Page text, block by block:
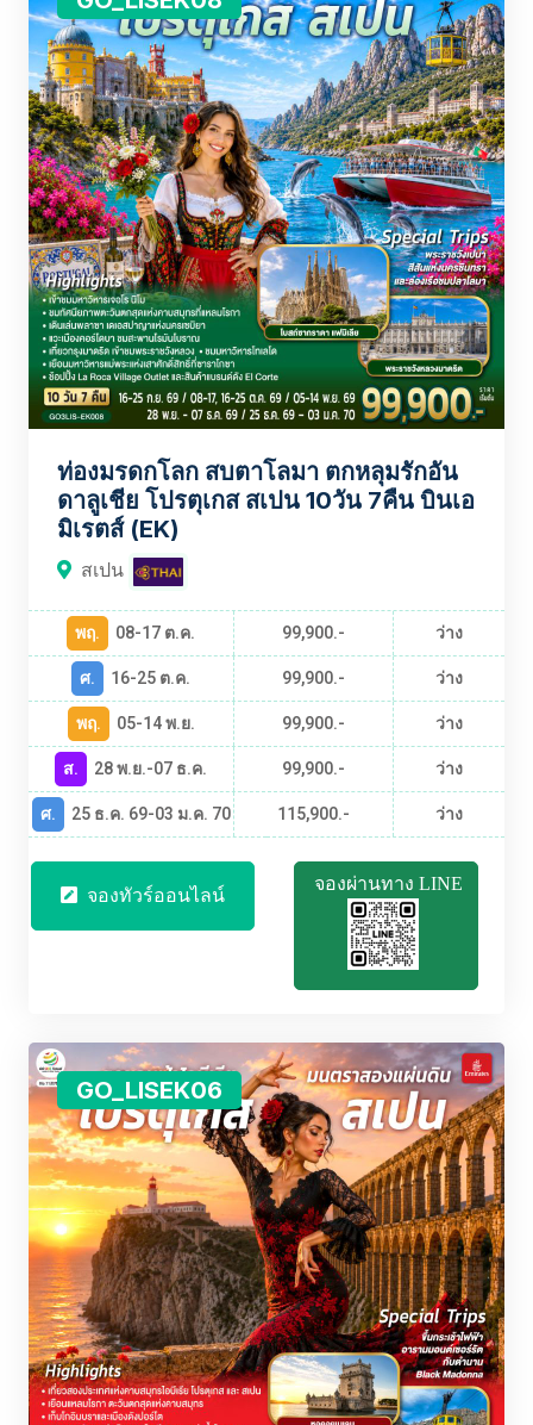
ท่องมรดกโลก สบตาโลมา ตกหลุมรักอัน
ดาลูเชีย โปรตุเกส สเปน 10วัน 7คืน บินเอ
มิเรตส์ (EK)
สเปน
พฤ. 08-17 ต.ค. 99,900.-
ว่าง
ศ.
16-25 ต.ค. 99,900.-
ว่าง
พฤ.
05-14 พ.ย. 99,900.-
ว่าง
ส.
28 พ.ย.-07 ธ.ค. 99,900.-
ว่าง
ศ.
25 ธ.ค. 69-03 ม.ค. 70 115,900.- ว่าง
จองทัวร์ออนไลน์ จองผ่านทาง LINE
GO_LISEK06